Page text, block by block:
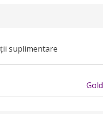
suplimentare
Gold